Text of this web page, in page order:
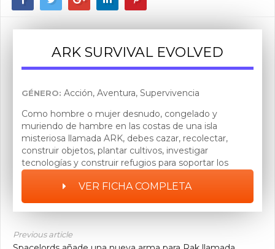
ARK SURVIVAL EVOLVED
GÉNERO: Acción, Aventura, Supervivencia
Como hombre o mujer desnudo, congelado y
muriendo de hambre en las costas de una isla
misteriosa llamada ARK, debes cazar, recolectar,
construir objetos, plantar cultivos, investigar
tecnologías y construir refugios para soportar los
elementos
VER FICHA COMPLETA
Previous article